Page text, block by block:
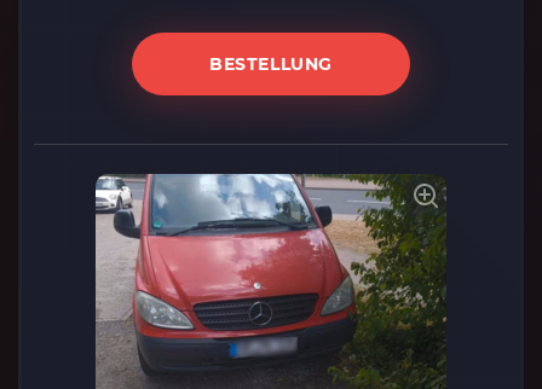
BESTELLUNG